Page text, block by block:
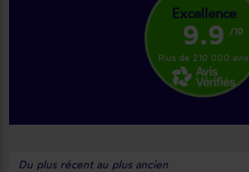
Excellence
9.9 /10
Plus de 210 000 avis
Du plus récent au plus ancien